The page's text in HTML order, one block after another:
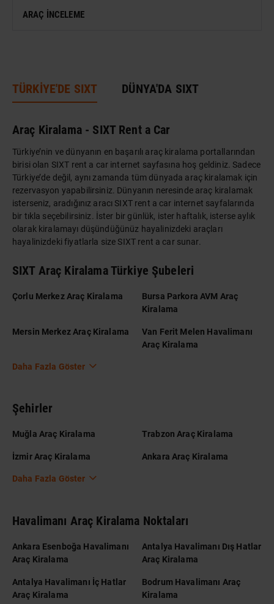
ANTIK KENT & ALANLAR
ARAÇ İNCELEME
TÜRKİYE'DE SIXT DÜNYA'DA SIXT
Araç Kiralama - SIXT Rent a Car
Türkiye’nin ve dünyanın en başarılı araç kiralama portallarından
birisi olan SIXT rent a car internet sayfasına hoş geldiniz. Sadece
Türkiye’de değil, aynı zamanda tüm dünyada araç kiralamak için
rezervasyon yapabilirsiniz. Dünyanın neresinde araç kiralamak
isterseniz, aradığınız aracı SIXT rent a car internet sayfalarında
bir tıkla seçebilirsiniz. İster bir günlük, ister haftalık, isterse aylık
olarak kiralamayı düşündüğünüz hayalinizdeki araçları
hayalinizdeki fiyatlarla size SIXT rent a car sunar.
SIXT Araç Kiralama Türkiye Şubeleri
Çorlu Merkez Araç Kiralama
Bursa Parkora AVM Araç
Kiralama
Mersin Merkez Araç Kiralama
Van Ferit Melen Havalimanı
Araç Kiralama
Daha Fazla Göster
Şehirler
Muğla Araç Kiralama Trabzon Araç Kiralama
İzmir Araç Kiralama Ankara Araç Kiralama
Daha Fazla Göster
Havalimanı Araç Kiralama Noktaları
Ankara Esenboğa Havalimanı
Araç Kiralama
Antalya Havalimanı Dış Hatlar
Araç Kiralama
Antalya Havalimanı İç Hatlar
Araç Kiralama
Bodrum Havalimanı Araç
Kiralama